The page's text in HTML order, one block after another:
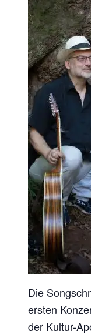
Die
ersten
der Kultur-